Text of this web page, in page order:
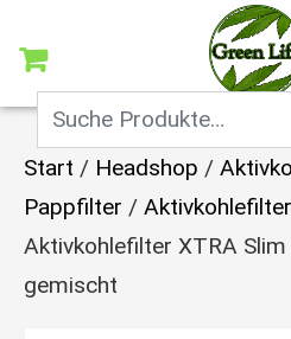
Start / Headshop /
Pappfilter / Aktivkohlefilter
Aktivkohlefilter XTRA
gemischt